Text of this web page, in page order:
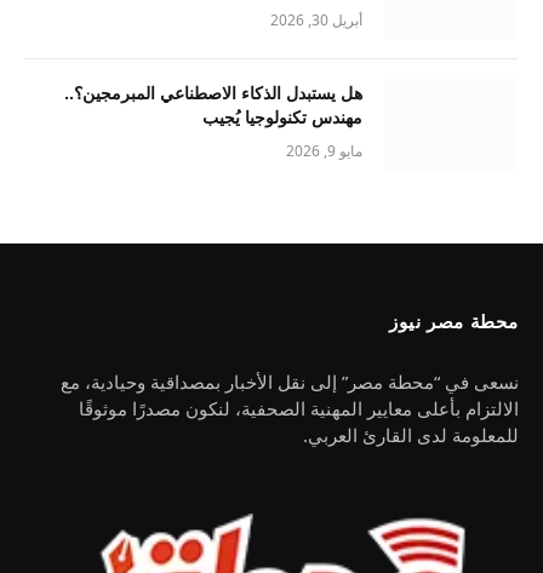
أبريل 30, 2026
هل يستبدل الذكاء الاصطناعي المبرمجين؟..
مهندس تكنولوجيا يُجيب
مايو 9, 2026
محطة مصر نيوز
نسعى في “محطة مصر” إلى نقل الأخبار بمصداقية وحيادية، مع
الالتزام بأعلى معايير المهنية الصحفية، لنكون مصدرًا موثوقًا
للمعلومة لدى القارئ العربي.